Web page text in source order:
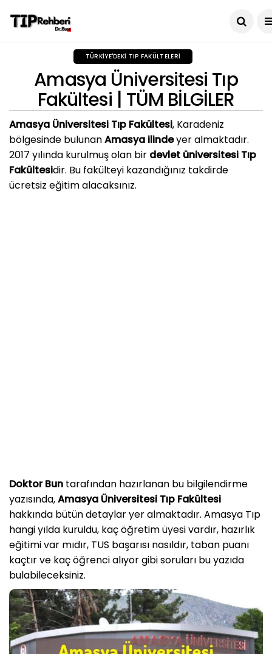
TÜRKIYE'DEKI TIP FAKÜLTELERI
Amasya Üniversitesi Tıp
Fakültesi | TÜM BİLGİLER
Amasya Üniversitesi Tıp Fakültesi, Karadeniz
bölgesinde bulunanAmasya ilindeyer almaktadır.
2017 yılında kurulmuş olan bir devlet üniversitesi Tıp
Fakültesidir. Bu fakülteyi kazandığınız takdirde
ücretsiz eğitim alacaksınız.
Doktor Bun tarafından hazırlanan bu bilgilendirme
yazısında,Amasya Üniversitesi Tıp Fakültesi
hakkında bütün detaylar yer almaktadır. Amasya Tıp
hangi yılda kuruldu, kaç öğretim üyesi vardır, hazırlık
eğitimi var mıdır, TUS başarısı nasıldır, taban puanı
kaçtır ve kaç öğrenci alıyor gibi soruları bu yazıda
bulabileceksiniz.